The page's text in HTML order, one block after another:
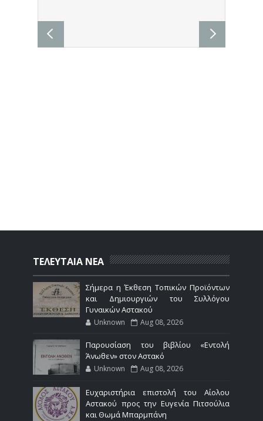
ΤΕΛΕΥΤΑΙΑ ΝΕΑ
Σήμερα η Έκθεση Τοπικών Προϊόντων
και Δημιουργιών του Συλλόγου
Γυναικών Αστακού
Unknown Aug 08, 2026
Παρουσίαση του βιβλίου «Εντολή
Άνωθεν» στον Αστακό
Unknown Aug 08, 2026
Ευχαριστήρια επιστολή του Αίολου
Αστακού προς την Ευγενία Πιτσούλια
και Θωμά Μπαρμπάνη